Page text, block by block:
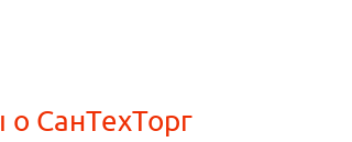
СанТехТорг